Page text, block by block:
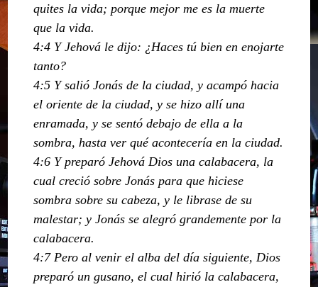
quites la vida; porque mejor me es la muerte
que la vida.
4:4 Y Jehová le dijo: ¿Haces tú bien en enojarte
tanto?
4:5 Y salió Jonás de la ciudad, y acampó hacia
el oriente de la ciudad, y se hizo allí una
enramada, y se sentó debajo de ella a la
sombra, hasta ver qué acontecería en la ciudad.
4:6 Y preparó Jehová Dios una calabacera, la
cual creció sobre Jonás para que hiciese
sombra sobre su cabeza, y le librase de su
malestar; y Jonás se alegró grandemente por la
calabacera.
4:7 Pero al venir el alba del día siguiente, Dios
preparó un gusano, el cual hirió la calabacera,